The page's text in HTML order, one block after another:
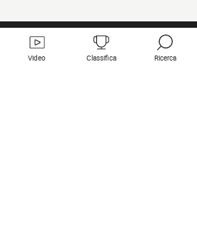
Video Classifica Ricerca